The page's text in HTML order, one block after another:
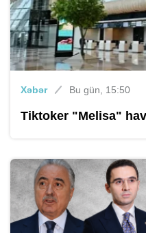
Xəbər Bu gün, 15:50
Tiktoker "Melisa"